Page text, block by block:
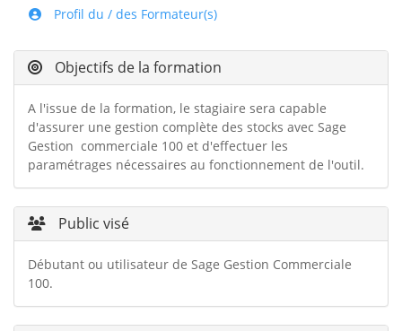
Profil du / des Formateur(s)
Objectifs de la formation
A l'issue de la formation, le stagiaire sera capable
d'assurer une gestion complète des stocks avec Sage
Gestion commerciale 100 et d'effectuer les
paramétrages nécessaires au fonctionnement de l'outil.
Public visé
Débutant ou utilisateur de Sage Gestion Commerciale
100.